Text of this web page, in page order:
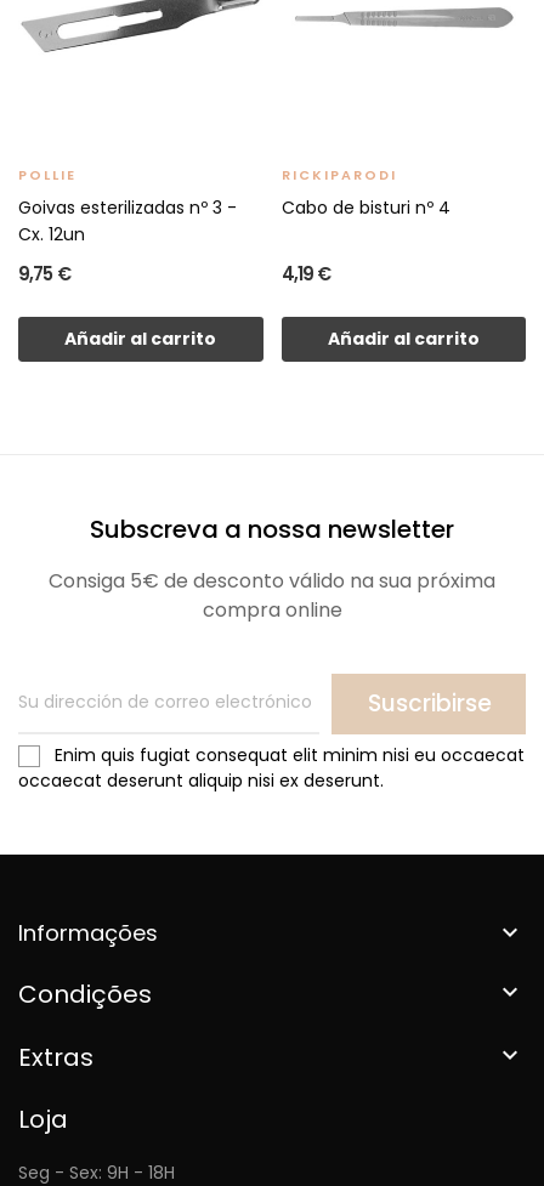
POLLIE
Goivas esterilizadas nº 3 -
Cx. 12un
9,75 €
Añadir al carrito
RICKIPARODI
Cabo de bisturi nº 4
4,19 €
Añadir al carrito
Subscreva a nossa newsletter
Consiga 5€ de desconto válido na sua próxima
compra online
Suscribirse
Enim quis fugiat consequat elit minim nisi eu occaecat
occaecat deserunt aliquip nisi ex deserunt.
Informações 
Condições 
Extras 
Loja
Seg - Sex: 9H - 18H